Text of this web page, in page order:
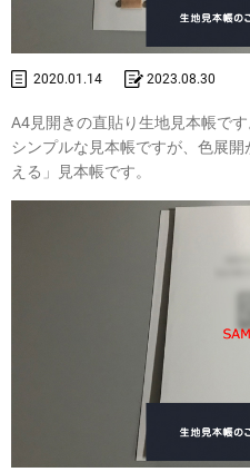
2020.01.14 2023.08.30
A4見開きの直貼り生地見本帳です
シンプルな見本帳ですが、色展
える」見本帳です。